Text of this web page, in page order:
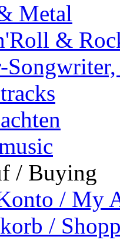
Metal
&
/ Buying
/ My
/